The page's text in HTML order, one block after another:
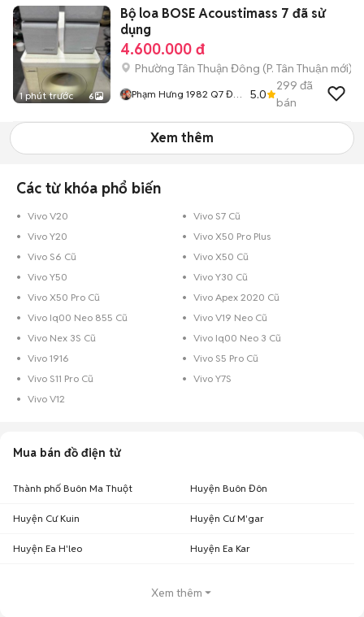
1 phút trước 6
Bộ loa BOSE Acoustimass 7 đã sử
dụng
4.600.000 đ
Phường Tân Thuận Đông (P. Tân Thuận mới)
Phạm Hưng 1982 Q7 Đồ
5.0
299 đã
bán
Xem thêm
Các từ khóa phổ biến
Vivo V20
Vivo S7 Cũ
Vivo Y20
Vivo X50 Pro Plus
Vivo S6 Cũ
Vivo X50 Cũ
Vivo Y50
Vivo Y30 Cũ
Vivo X50 Pro Cũ
Vivo Apex 2020 Cũ
Vivo Iq00 Neo 855 Cũ
Vivo V19 Neo Cũ
Vivo Nex 3S Cũ
Vivo Iq00 Neo 3 Cũ
Vivo 1916
Vivo S5 Pro Cũ
Vivo S11 Pro Cũ
Vivo Y7S
Vivo V12
Mua bán đồ điện tử
Thành phố Buôn Ma Thuột Huyện Buôn Đôn
Huyện Cư Kuin Huyện Cư M'gar
Huyện Ea H'leo Huyện Ea Kar
Xem thêm